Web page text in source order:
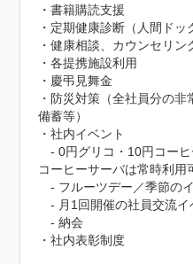
・書籍購読支援
・定期健康診断（人間ド
・健康相談、カウンセリン
・各提携施設利用
・慶弔見舞金
・防災対策（全社員分の
備蓄等）
・社内イベント
- 0円グリコ・10円コーヒ
コーヒーサーバは常時利用
- フルーツデー／季節の
- 月1回開催の社員交流イ
- 納会
・社内表彰制度